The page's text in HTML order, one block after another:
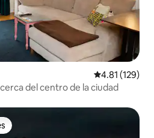
Calificación
4.81 (129)
del centro de la ciudad